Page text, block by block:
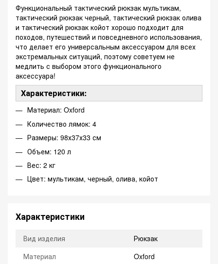
Функциональный тактический рюкзак мультикам,
тактический рюкзак черный, тактический рюкзак олива
и тактический рюкзак койот хорошо подходит для
походов, путешествий и повседневного использования,
что делает его универсальным аксессуаром для всех
экстремальных ситуаций, поэтому советуем не
медлить с выбором этого функционального
аксессуара!
Характеристики:
Материал: Oxford
Количество лямок: 4
Размеры: 98х37х33 см
Объем: 120 л
Вес: 2 кг
Цвет: мультикам, черный, олива, койот
Характеристики
Вид изделия
Рюкзак
Материал
Oxford